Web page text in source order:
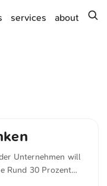
services about
Unternehmen will
Rund 30 Prozent